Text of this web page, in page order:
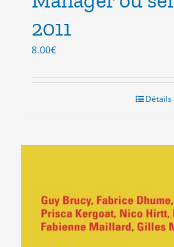
2011
8.00€
Détails